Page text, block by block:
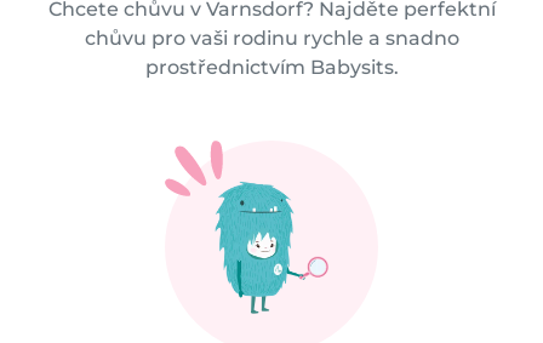
Chcete chůvu v Varnsdorf? Najděte perfektní
chůvu pro vaši rodinu rychle a snadno
prostřednictvím Babysits.